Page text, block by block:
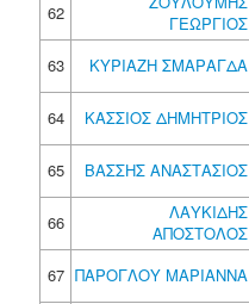
62
ΓΕΩΡΓΙΟΣ
63
ΚΥΡΙΑΖΗ ΣΜΑΡΑΓΔΑ
64
ΚΑΣΣΙΟΣ ΔΗΜΗΤΡΙΟΣ
65
ΒΑΣΣΗΣ ΑΝΑΣΤΑΣΙΟΣ
66
ΛΑΥΚΙΔΗΣ
ΑΠΟΣΤΟΛΟΣ
67 ΠΑΡΟΓΛΟΥ ΜΑΡΙΑΝΝΑ